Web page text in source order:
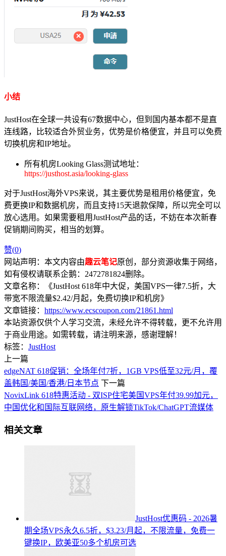
小结
JustHost在全球一共设有67数据中心，但到国内基本都不是直
连线路，比较适合外贸业务，优势是价格便宜，并且可以免费
切换机房和IP地址。
所有机房Looking Glass测试地址：
https://justhost.asia/looking-glass
对于JustHost海外VPS来说，其主要优势是租用价格便宜，免
费更换IP和数据机房，而且支持15天退款保障，所以完全可以
放心选用。如果需要租用JustHost产品的话，不妨在本次新春
促销期间购买，相当的划算。
赞(0)
网站声明：本文内容由趣云笔记原创，部分资源收集于网络，
如有侵权请联系企鹅：2472781824删除。
文章名称：《JustHost 618年中大促，美国VPS一律7.5折，大
带宽不限流量$2.42/月起，免费切换IP和机房》
文章链接： https://www.ecscoupon.com/21861.html
本站资源仅供个人学习交流，未经允许不得转载，更不允许用
于商业用途。如需转载，请注明来源，感谢理解！
标签： JustHost
上一篇
edgeNAT 618促销：全场年付7折，1GB VPS低至32元/月，覆
盖韩国/美国/香港/日本节点 下一篇
NovixLink 618特惠活动 - 双ISP住宅美国VPS年付39.99加元，
中国优化和国际互联网络，原生解锁TikTok/ChatGPT流媒体
相关文章
JustHost优惠码 - 2026暑
期全场VPS永久6.5折，$3.23/月起，不限流量，免费一
键换IP，欧美亚50多个机房可选